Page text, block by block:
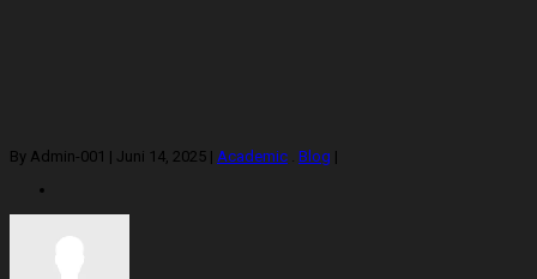
By Admin-001 | Juni 14, 2025 | Academic . Blog |